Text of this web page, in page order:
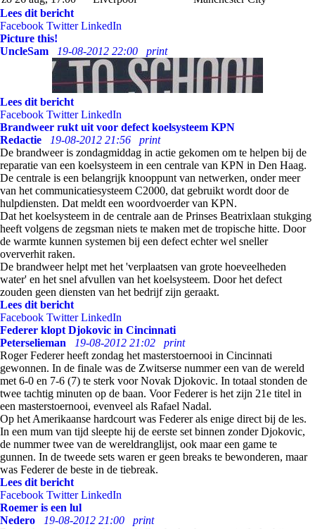
Lees dit bericht
Facebook Twitter LinkedIn
Picture this!
UncleSam
19-08-2012 22:00 print
Lees dit bericht
Facebook Twitter LinkedIn
Brandweer rukt uit voor defect koelsysteem KPN
Redactie
19-08-2012 21:56
print
De brandweer is zondagmiddag in actie gekomen om te helpen bij de
reparatie van een koelsysteem in een centrale van KPN in Den Haag.
De centrale is een belangrijk knooppunt van netwerken, onder meer
van het communicatiesysteem C2000, dat gebruikt wordt door de
hulpdiensten. Dat meldt een woordvoerder van KPN.
Dat het koelsysteem in de centrale aan de Prinses Beatrixlaan stukging
heeft volgens de zegsman niets te maken met de tropische hitte. Door
de warmte kunnen systemen bij een defect echter wel sneller
oververhit raken.
De brandweer helpt met het 'verplaatsen van grote hoeveelheden
water' en het snel afvullen van het koelsysteem. Door het defect
zouden geen diensten van het bedrijf zijn geraakt.
Lees dit bericht
Facebook Twitter LinkedIn
Federer klopt Djokovic in Cincinnati
Peterselieman
19-08-2012 21:02
print
Roger Federer heeft zondag het masterstoernooi in Cincinnati
gewonnen. In de finale was de Zwitserse nummer een van de wereld
met 6-0 en 7-6 (7) te sterk voor Novak Djokovic. In totaal stonden de
twee tachtig minuten op de baan. Voor Federer is het zijn 21e titel in
een masterstoernooi, evenveel als Rafael Nadal.
Op het Amerikaanse hardcourt was Federer als enige direct bij de les.
In een mum van tijd sleepte hij de eerste set binnen zonder Djokovic,
de nummer twee van de wereldranglijst, ook maar een game te
gunnen. In de tweede sets waren er geen breaks te bewonderen, maar
was Federer de beste in de tiebreak.
Lees dit bericht
Facebook Twitter LinkedIn
Roemer is een lul
Nedero
19-08-2012 21:00
print